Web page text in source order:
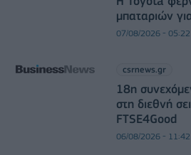
μπαταριών
07/08/2026 - 05:22
csrnews.gr
18η
στη διεθνή
FTSE4Good
06/08/2026 - 11:42